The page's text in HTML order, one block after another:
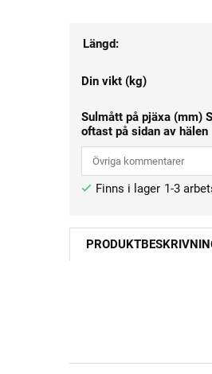
Längd:
Din vikt (kg)
Sulmått på pjäxa (mm)
oftast på sidan av hälen
1-3